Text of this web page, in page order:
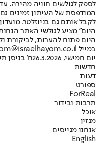
לספק לגולשים חוויה מהירה,
המודפסת של העיתון זמינים
לקבל אותם גם בניוזלטר.
היום" מציע לגולשי האתר
היום פתוח להערות, לביקורת
במייל hayom@israelhayom.co.il.
יום חמישי, 26.3.2026
ח' בניסן
חדשות
דעות
ספורט
ForReal
תרבות ובידור
אוכל
מגזין
אנחנו מגייסים
English